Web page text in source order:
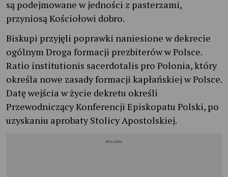
są podejmowane w jedności z pasterzami,
przyniosą Kościołowi dobro.
Biskupi przyjęli poprawki naniesione w dekrecie
ogólnym Droga formacji prezbiterów w Polsce.
Ratio institutionis sacerdotalis pro Polonia, który
określa nowe zasady formacji kapłańskiej w Polsce.
Datę wejścia w życie dekretu określi
Przewodniczący Konferencji Episkopatu Polski, po
uzyskaniu aprobaty Stolicy Apostolskiej.
REKLAMA